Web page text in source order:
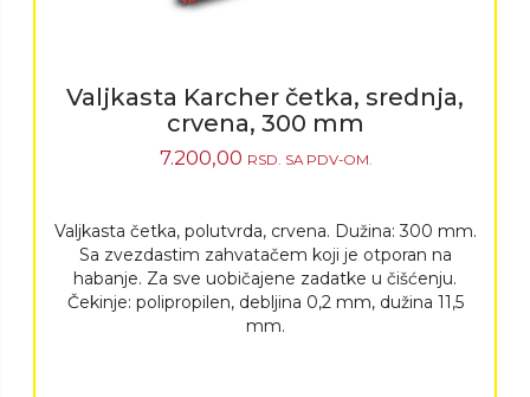
Valjkasta Karcher četka, srednja,
crvena, 300 mm
7.200,00 RSD. SA PDV-OM.
Valjkasta četka, polutvrda, crvena. Dužina: 300 mm.
Sa zvezdastim zahvatačem koji je otporan na
habanje. Za sve uobičajene zadatke u čišćenju.
Čekinje: polipropilen, debljina 0,2 mm, dužina 11,5
mm.